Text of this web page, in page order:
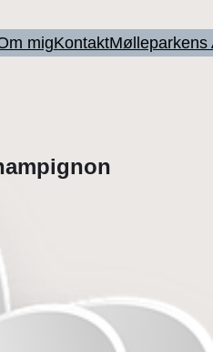
migKontaktMølleparkens